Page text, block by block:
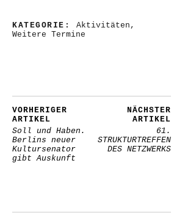
KATEGORIE: Aktivitäten ,
Weitere Termine
VORHERIGER
ARTIKEL
Soll und Haben.
Berlins neuer
Kultursenator
gibt Auskunft
NÄCHSTER
ARTIKEL
61.
STRUKTURTREFFEN
DES NETZWERKS